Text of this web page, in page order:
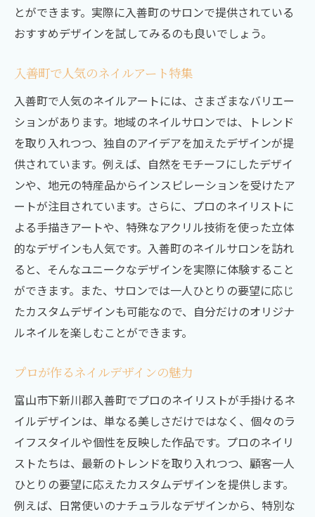
とができます。実際に入善町のサロンで提供されている
おすすめデザインを試してみるのも良いでしょう。
入善町で人気のネイルアート特集
入善町で人気のネイルアートには、さまざまなバリエー
ションがあります。地域のネイルサロンでは、トレンド
を取り入れつつ、独自のアイデアを加えたデザインが提
供されています。例えば、自然をモチーフにしたデザイ
ンや、地元の特産品からインスピレーションを受けたア
ートが注目されています。さらに、プロのネイリストに
よる手描きアートや、特殊なアクリル技術を使った立体
的なデザインも人気です。入善町のネイルサロンを訪れ
ると、そんなユニークなデザインを実際に体験すること
ができます。また、サロンでは一人ひとりの要望に応じ
たカスタムデザインも可能なので、自分だけのオリジナ
ルネイルを楽しむことができます。
プロが作るネイルデザインの魅力
富山市下新川郡入善町でプロのネイリストが手掛けるネ
イルデザインは、単なる美しさだけではなく、個々のラ
イフスタイルや個性を反映した作品です。プロのネイリ
ストたちは、最新のトレンドを取り入れつつ、顧客一人
ひとりの要望に応えたカスタムデザインを提供します。
例えば、日常使いのナチュラルなデザインから、特別な